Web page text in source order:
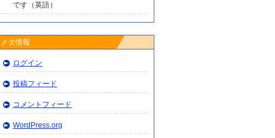
です（英語）
メタ情報
ログイン
投稿フィード
コメントフィード
WordPress.org